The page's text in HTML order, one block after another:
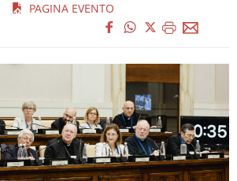
PAGINA EVENTO